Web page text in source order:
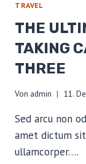
TRAVEL
THE
TAKING
THREE
Von admin 11.
Sed arcu non
amet dictum
ullamcorper….